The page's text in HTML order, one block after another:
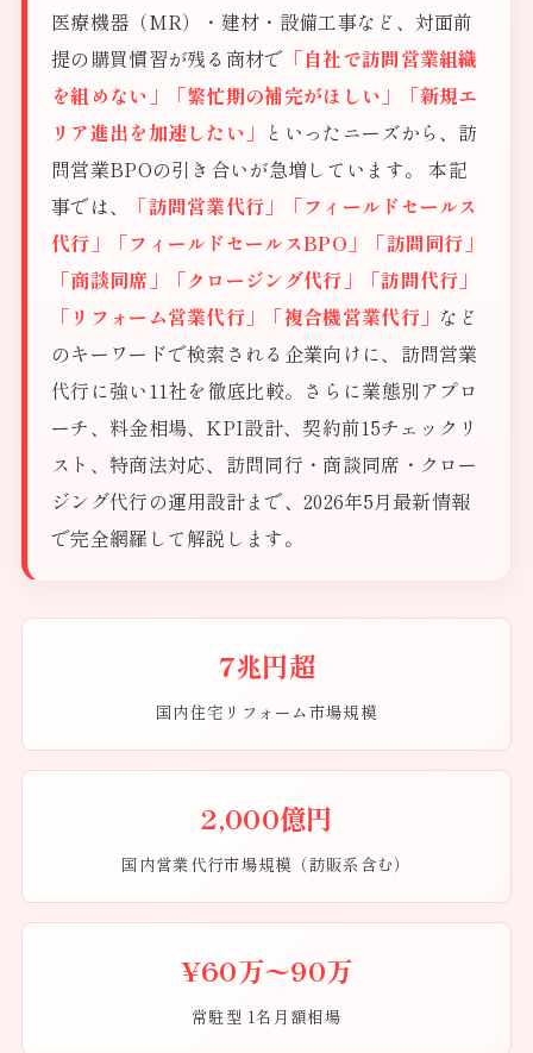
医療機器（MR）・建材・設備工事など、対面前
提の購買慣習が残る商材で 「自社で訪問営業組織
を組めない」「繁忙期の補完がほしい」「新規エ
リア進出を加速したい」 といったニーズから、訪
問営業BPOの引き合いが急増しています。 本記
事では、
「訪問営業代行」「フィールドセールス
代行」「フィールドセールスBPO」「訪問同行」
「商談同席」「クロージング代行」「訪問代行」
「リフォーム営業代行」「複合機営業代行」 など
のキーワードで検索される企業向けに、訪問営業
代行に強い11社を徹底比較。さらに業態別アプロ
ーチ、料金相場、KPI設計、契約前15チェックリ
スト、特商法対応、訪問同行・商談同席・クロー
ジング代行の運用設計まで、2026年5月最新情報
で完全網羅して解説します。
7兆円超
国内住宅リフォーム市場規模
2,000億円
国内営業代行市場規模（訪販系含む）
¥60万〜90万
常駐型 1名月額相場